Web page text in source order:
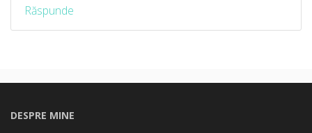
Răspunde
DESPRE MINE